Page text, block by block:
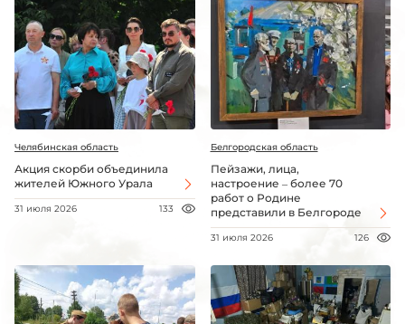
Челябинская область
Акция скорби объединила
жителей Южного Урала
31 июля 2026 133
Белгородская область
Пейзажи, лица,
настроение – более 70
работ о Родине
представили в Белгороде
31 июля 2026 126